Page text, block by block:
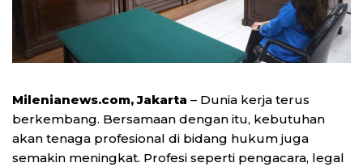
Milenianews.com, Jakarta – Dunia kerja terus
berkembang. Bersamaan dengan itu, kebutuhan
akan tenaga profesional di bidang hukum juga
semakin meningkat. Profesi seperti pengacara, legal